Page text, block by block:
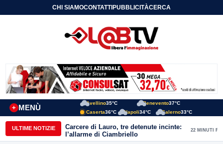
CHI SIAMOCONTATTIPUBBLICITÀCERCA
MENÙ
+
Avellino35°C Benevento37°C
Caserta36°C Napoli34°C Salerno33°C
ULTIME NOTIZIE
Carcere di Lauro, tre detenute incinte:
l’allarme di Ciambriello
22 MINUTI FA